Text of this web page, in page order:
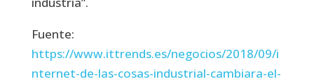
Fuente:
https://www.ittrends.es/negocios/2018/09/i
nternet-de-las-cosas-industrial-cambiara-el-